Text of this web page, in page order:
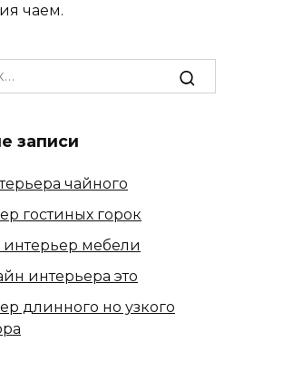
чаем.
записи
чайного
гостиных горок
интерьер мебели
интерьера это
длинного но узкого